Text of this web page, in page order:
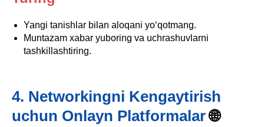
Yangi tanishlar bilan aloqani yo‘qotmang.
Muntazam xabar yuboring va uchrashuvlarni
tashkillashtiring.
4. Networkingni Kengaytirish
uchun Onlayn Platformalar🌐